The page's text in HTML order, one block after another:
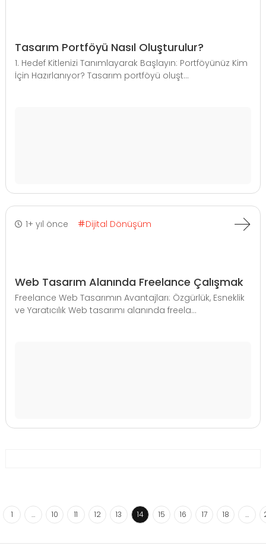
Tasarım Portföyü Nasıl Oluşturulur?
1. Hedef Kitlenizi Tanımlayarak Başlayın: Portföyünüz Kim
İçin Hazırlanıyor? Tasarım portföyü oluşt...
1+ yıl önce Dijital Dönüşüm
Web Tasarım Alanında Freelance Çalışmak
Freelance Web Tasarımın Avantajları: Özgürlük, Esneklik
ve Yaratıcılık Web tasarımı alanında freela...
1 … 10 11 12 13 14 15 16 17 18 …